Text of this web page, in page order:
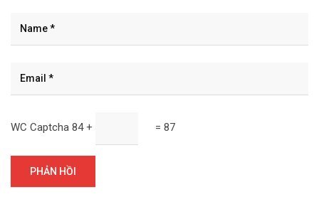
WC Captcha 84 + = 87